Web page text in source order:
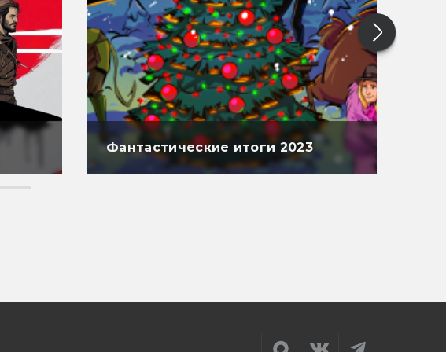
Фантастические итоги 2023